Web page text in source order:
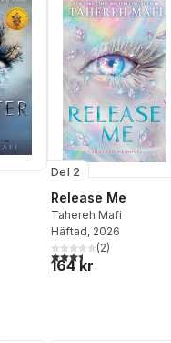
Totalt antal röster:
Del 2
Release Me
Tahereh Mafi
Häftad, 2026
3,5utav 5 stjärnor.
(2)
164 kr